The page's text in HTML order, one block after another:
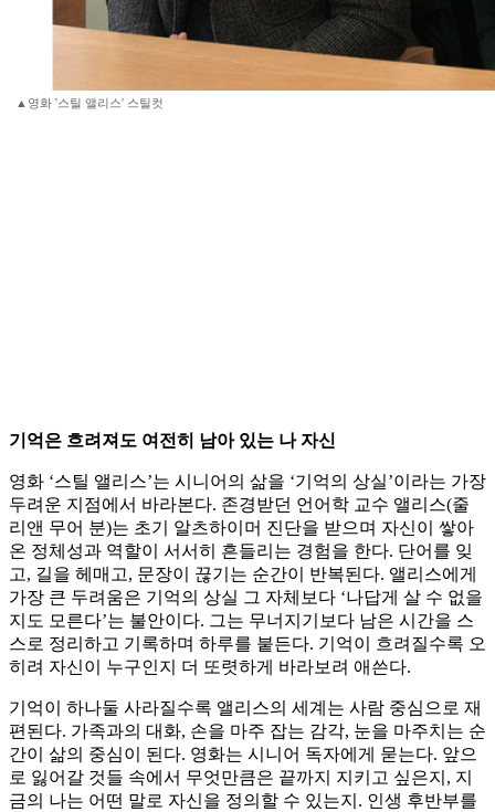
▲영화 '스틸 앨리스' 스틸컷
기억은 흐려져도 여전히 남아 있는 나 자신
영화 ‘스틸 앨리스’는 시니어의 삶을 ‘기억의 상실’이라는 가장
두려운 지점에서 바라본다. 존경받던 언어학 교수 앨리스(줄
리앤 무어 분)는 초기 알츠하이머 진단을 받으며 자신이 쌓아
온 정체성과 역할이 서서히 흔들리는 경험을 한다. 단어를 잊
고, 길을 헤매고, 문장이 끊기는 순간이 반복된다. 앨리스에게
가장 큰 두려움은 기억의 상실 그 자체보다 ‘나답게 살 수 없을
지도 모른다’는 불안이다. 그는 무너지기보다 남은 시간을 스
스로 정리하고 기록하며 하루를 붙든다. 기억이 흐려질수록 오
히려 자신이 누구인지 더 또렷하게 바라보려 애쓴다.
기억이 하나둘 사라질수록 앨리스의 세계는 사람 중심으로 재
편된다. 가족과의 대화, 손을 마주 잡는 감각, 눈을 마주치는 순
간이 삶의 중심이 된다. 영화는 시니어 독자에게 묻는다. 앞으
로 잃어갈 것들 속에서 무엇만큼은 끝까지 지키고 싶은지, 지
금의 나는 어떤 말로 자신을 정의할 수 있는지. 인생 후반부를